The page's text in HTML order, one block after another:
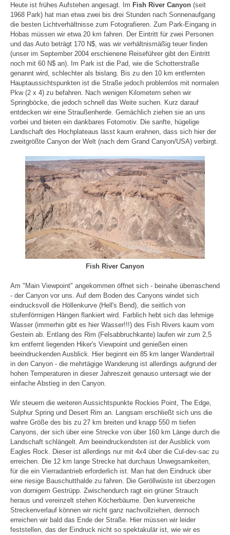
Heute ist frühes Aufstehen angesagt. Im Fish River Canyon (seit
1968 Park) hat man etwa zwei bis drei Stunden nach Sonnenaufgang
die besten Lichtverhältnisse zum Fotografieren. Zum Park-Eingang in
Hobas müssen wir etwa 20 km fahren. Der Eintritt für zwei Personen
und das Auto beträgt 170 N$, was wir verhältnismäßig teuer finden
(unser im September 2004 erschienene Reiseführer gibt den Eintritt
noch mit 60 N$ an). Im Park ist die Pad, wie die Schotterstraße
genannt wird, schlechter als bislang. Bis zu den 10 km entfernten
Hauptaussichtspunkten ist die Straße jedoch problemlos mit normalen
Pkw (2 x 4) zu befahren. Nach wenigen Kilometern sehen wir
Springböcke, die jedoch schnell das Weite suchen. Kurz darauf
entdecken wir eine Straußenherde. Gemächlich ziehen sie an uns
vorbei und bieten ein dankbares Fotomotiv. Die sanfte, hügelige
Landschaft des Hochplateaus lässt kaum erahnen, dass sich hier der
zweitgrößte Canyon der Welt (nach dem Grand Canyon/USA) verbirgt.
Fish River Canyon
Am "Main Viewpoint" angekommen öffnet sich - beinahe überraschend
- der Canyon vor uns. Auf dem Boden des Canyons windet sich
eindrucksvoll die Höllenkurve (Hell's Bend), die seitlich von
stufenförmigen Hängen flankiert wird. Farblich hebt sich das lehmige
Wasser (immerhin gibt es hier Wasser!!!) des Fish Rivers kaum vom
Gestein ab. Entlang des Rim (Felsabbruchkante) laufen wir zum 2,5
km entfernt liegenden Hiker's Viewpoint und genießen einen
beeindruckenden Ausblick. Hier beginnt ein 85 km langer Wandertrail
in den Canyon - die mehrtägige Wanderung ist allerdings aufgrund der
hohen Temperaturen in dieser Jahreszeit genauso untersagt wie der
einfache Abstieg in den Canyon.
Wir steuern die weiteren Aussichtspunkte Rockies Point, The Edge,
Sulphur Spring und Desert Rim an. Langsam erschließt sich uns die
wahre Größe des bis zu 27 km breiten und knapp 550 m tiefen
Canyons, der sich über eine Strecke von über 160 km Länge durch die
Landschaft schlängelt. Am beeindruckendsten ist der Ausblick vom
Eagles Rock. Dieser ist allerdings nur mit 4x4 über die Cul-dev-sac zu
erreichen. Die 12 km lange Strecke hat durchaus Unwegsamkeiten,
für die ein Vierradantrieb erforderlich ist. Man hat den Eindruck über
eine riesige Bauschutthalde zu fahren. Die Geröllwüste ist überzogen
von dornigem Gestrüpp. Zwischendurch ragt ein grüner Strauch
heraus und vereinzelt stehen Köcherbäume. Den kurvenreiche
Streckenverlauf können wir nicht ganz nachvollziehen, dennoch
erreichen wir bald das Ende der Straße. Hier müssen wir leider
feststellen, das der Eindruck nicht so spektakulär ist, wie wir es